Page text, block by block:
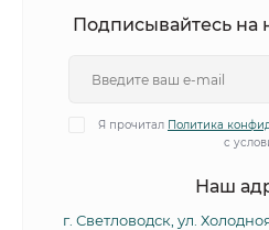
Подписывайтесь на
Я прочитал Политика
с
Наш
г. Светловодск, ул.